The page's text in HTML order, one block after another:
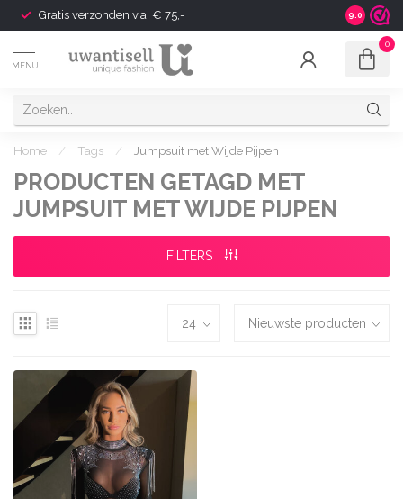
Gratis verzonden v.a. € 75,- Shipping
9.0
MENU
0
Home / Tags / Jumpsuit met Wijde Pijpen
PRODUCTEN GETAGD MET
JUMPSUIT MET WIJDE PIJPEN
FILTERS